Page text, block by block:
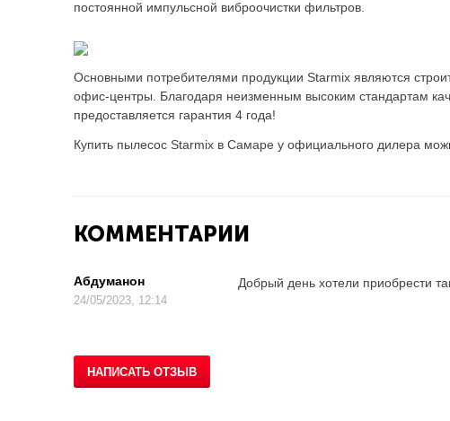
постоянной импульсной виброочистки фильтров.
Основными потребителями продукции Starmix являются
офис-центры. Благодаря неизменным высоким стандартам
предоставляется гарантия 4 года!
Купить пылесос Starmix в Самаре у официального дилера
КОММЕНТАРИИ
Абдуманон
24/05/2023, 12:14
Добрый день хотели приобрести
НАПИСАТЬ ОТЗЫВ